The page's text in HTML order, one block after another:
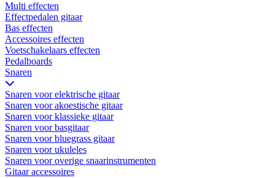
Multi effecten
Effectpedalen gitaar
Bas effecten
Accessoires effecten
Voetschakelaars effecten
Pedalboards
Snaren
Snaren voor elektrische gitaar
Snaren voor akoestische gitaar
Snaren voor klassieke gitaar
Snaren voor basgitaar
Snaren voor bluegrass gitaar
Snaren voor ukuleles
Snaren voor overige snaarinstrumenten
Gitaar accessoires